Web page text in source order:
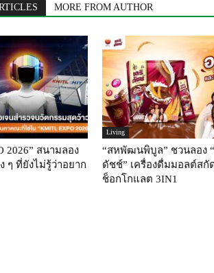
MORE FROM AUTHOR
2026” สนามลอง
ๆ ที่ยังไม่รู้ว่าอยาก
Living
“สหพัฒนพิบูล” ชวนลอง
ดัชช์” เครื่องดื่มมอลต์สกั
ช็อกโกแลต 3IN1